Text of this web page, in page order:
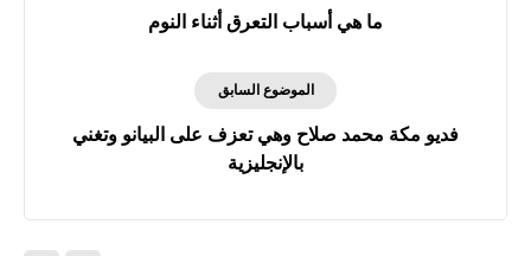
ما هي أسباب التعرق أثناء النوم
الموضوع السابق
فديو مكة محمد صلاح وهي تعزف على البيانو وتغني
بالإنجليزية